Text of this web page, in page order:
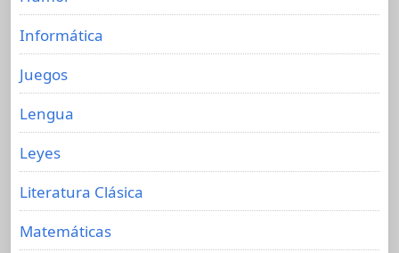
Informática
Juegos
Lengua
Leyes
Literatura Clásica
Matemáticas